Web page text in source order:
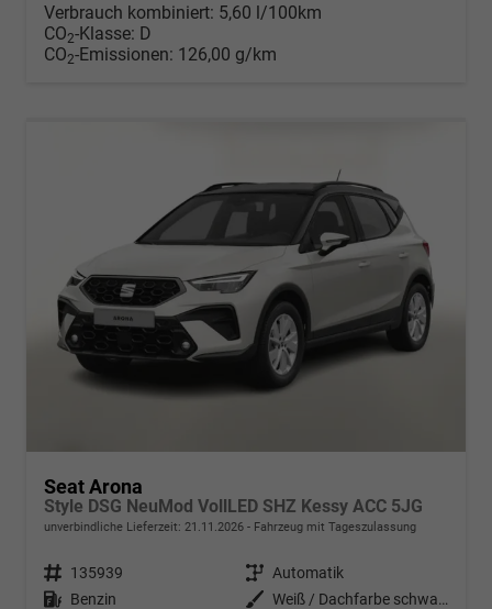
Verbrauch kombiniert: 5,60 l/100km
CO2-Klasse: D
CO2-Emissionen: 126,00 g/km
Seat Arona
Style DSG NeuMod VollLED SHZ Kessy ACC 5JG
unverbindliche Lieferzeit: 21.11.2026 Fahrzeug mit Tageszulassung
Fahrzeugnr. 135939 Getriebe Automatik
Kraftstoff Benzin Außenfarbe
Weiß / Dachfarbe schwarz